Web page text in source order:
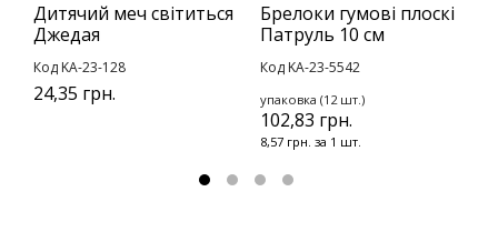
Дитячий меч світиться
Джедая
Код KA-23-128
24,35 грн.
Брелоки гумові плоскі
Патруль 10 см
Код KA-23-5542
упаковка (12 шт.)
102,83 грн.
8,57 грн. за 1 шт.